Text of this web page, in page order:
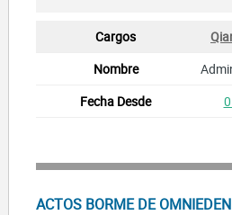
ACTOS BORME DE